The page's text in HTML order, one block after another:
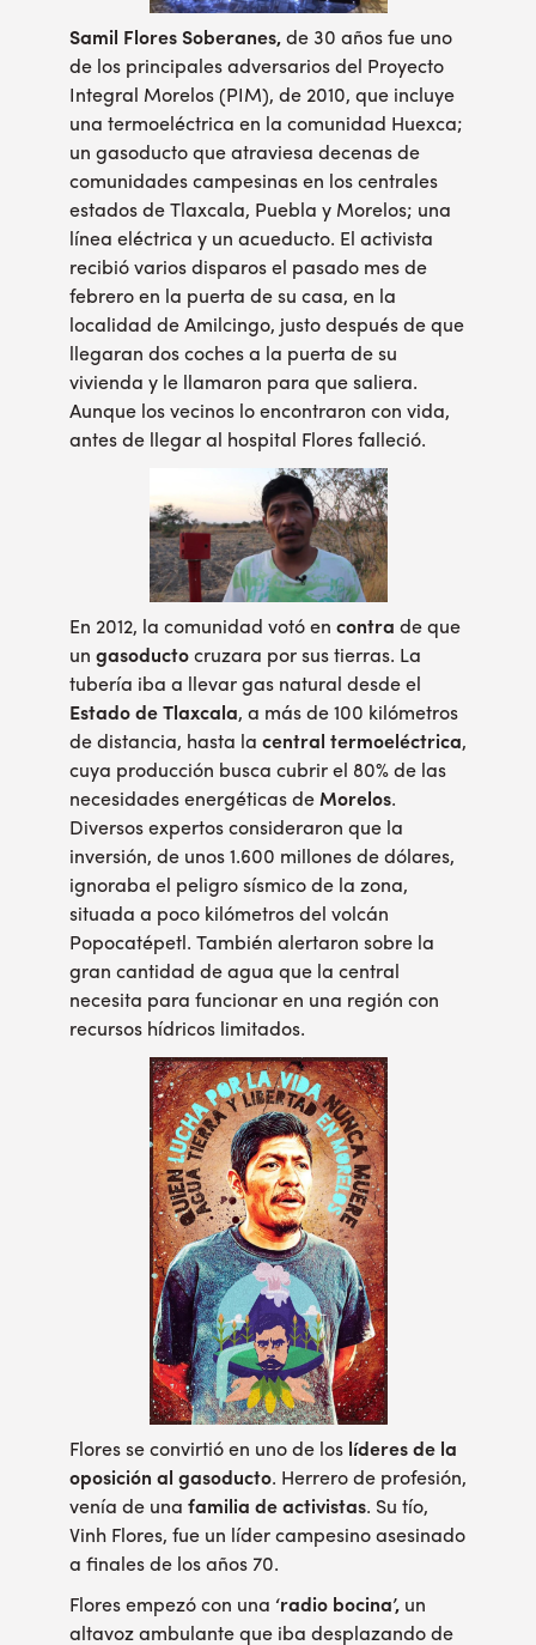
Samil Flores Soberanes, de 30 años fue uno
de los principales adversarios del Proyecto
Integral Morelos (PIM), de 2010, que incluye
una termoeléctrica en la comunidad Huexca;
un gasoducto que atraviesa decenas de
comunidades campesinas en los centrales
estados de Tlaxcala, Puebla y Morelos; una
línea eléctrica y un acueducto. El activista
recibió varios disparos el pasado mes de
febrero en la puerta de su casa, en la
localidad de Amilcingo, justo después de que
llegaran dos coches a la puerta de su
vivienda y le llamaron para que saliera.
Aunque los vecinos lo encontraron con vida,
antes de llegar al hospital Flores falleció.
En 2012, la comunidad votó en contra de que
un gasoducto cruzara por sus tierras. La
tubería iba a llevar gas natural desde el
Estado de Tlaxcala, a más de 100 kilómetros
de distancia, hasta la central termoeléctrica,
cuya producción busca cubrir el 80% de las
necesidades energéticas de Morelos.
Diversos expertos consideraron que la
inversión, de unos 1.600 millones de dólares,
ignoraba el peligro sísmico de la zona,
situada a poco kilómetros del volcán
Popocatépetl. También alertaron sobre la
gran cantidad de agua que la central
necesita para funcionar en una región con
recursos hídricos limitados.
Flores se convirtió en uno de los líderes de la
oposición al gasoducto. Herrero de profesión,
venía de una familia de activistas. Su tío,
Vinh Flores, fue un líder campesino asesinado
a finales de los años 70.
Flores empezó con una ‘radio bocina’, un
altavoz ambulante que iba desplazando de